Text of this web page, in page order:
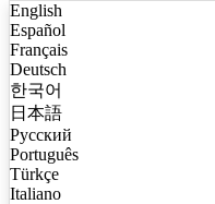
English
Español
Français
Deutsch
한국어
日本語
Русский
Português
Türkçe
Italiano